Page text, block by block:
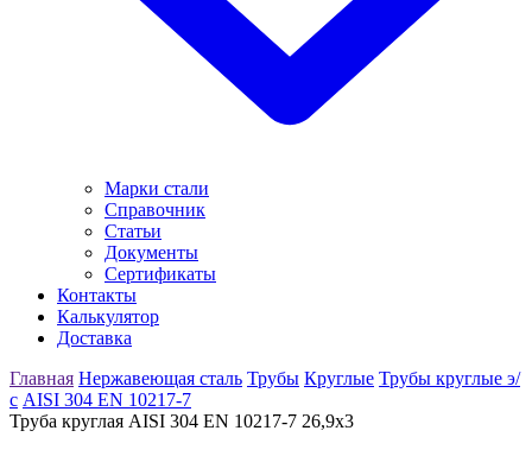
Марки стали
Справочник
Статьи
Документы
Сертификаты
Контакты
Калькулятор
Доставка
Главная Нержавеющая сталь Трубы Круглые Трубы круглые э/
с AISI 304 EN 10217-7
Труба круглая AISI 304 EN 10217-7 26,9х3